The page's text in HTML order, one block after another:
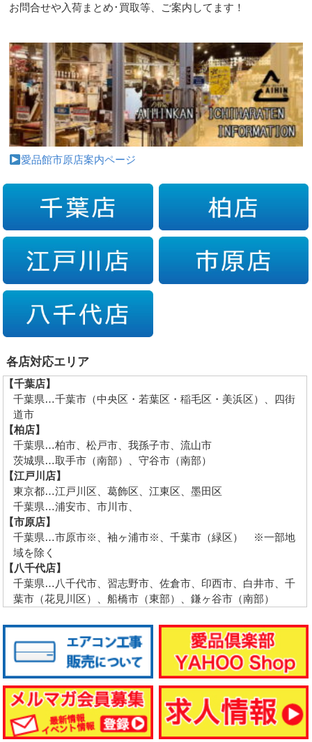
お問合せや入荷まとめ･買取等、ご案内してます！
愛品館市原店案内ページ
各店対応エリア
【千葉店】
千葉県…千葉市（中央区・若葉区・稲毛区・美浜区）、四街
道市
【柏店】
千葉県…柏市、松戸市、我孫子市、流山市
茨城県…取手市（南部）、守谷市（南部）
【江戸川店】
東京都…江戸川区、葛飾区、江東区、墨田区
千葉県…浦安市、市川市、
【市原店】
千葉県…市原市※、袖ヶ浦市※、千葉市（緑区） ※一部地
域を除く
【八千代店】
千葉県…八千代市、習志野市、佐倉市、印西市、白井市、千
葉市（花見川区）、船橋市（東部）、鎌ヶ谷市（南部）